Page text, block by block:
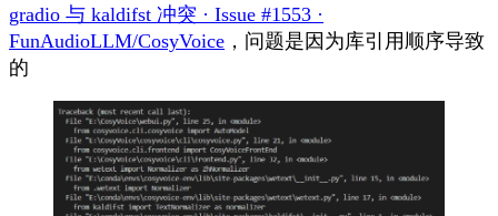
gradio 与 kaldifst 冲突 · Issue #1553 ·
FunAudioLLM/CosyVoice ，问题是因为库引用顺序导致
的